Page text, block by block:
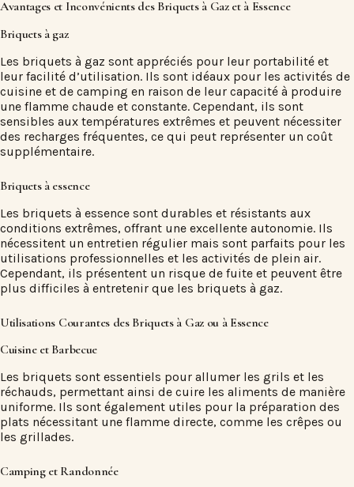
Avantages et Inconvénients des Briquets à Gaz et à Essence
Briquets à gaz
Les briquets à gaz sont appréciés pour leur portabilité et
leur facilité d’utilisation. Ils sont idéaux pour les activités de
cuisine et de camping en raison de leur capacité à produire
une flamme chaude et constante. Cependant, ils sont
sensibles aux températures extrêmes et peuvent nécessiter
des recharges fréquentes, ce qui peut représenter un coût
supplémentaire.
Briquets à essence
Les briquets à essence sont durables et résistants aux
conditions extrêmes, offrant une excellente autonomie. Ils
nécessitent un entretien régulier mais sont parfaits pour les
utilisations professionnelles et les activités de plein air.
Cependant, ils présentent un risque de fuite et peuvent être
plus difficiles à entretenir que les briquets à gaz.
Utilisations Courantes des Briquets à Gaz ou à Essence
Cuisine et Barbecue
Les briquets sont essentiels pour allumer les grils et les
réchauds, permettant ainsi de cuire les aliments de manière
uniforme. Ils sont également utiles pour la préparation des
plats nécessitant une flamme directe, comme les crêpes ou
les grillades.
Camping et Randonnée